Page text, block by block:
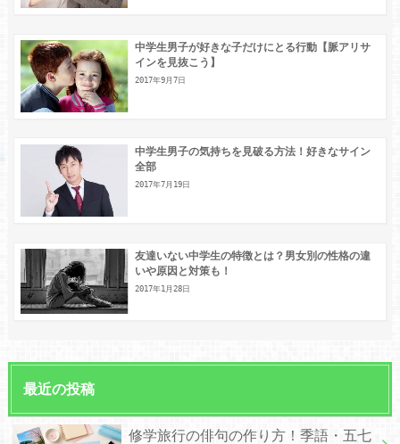
中学生男子が好きな子だけにとる行動【脈アリサ
インを見抜こう】
2017年9月7日
中学生男子の気持ちを見破る方法！好きなサイン
全部
2017年7月19日
友達いない中学生の特徴とは？男女別の性格の違
いや原因と対策も！
2017年1月28日
最近の投稿
修学旅行の俳句の作り方！季語・五七